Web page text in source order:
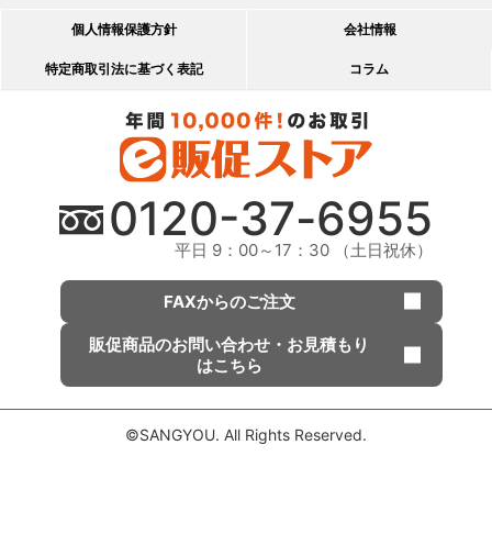
個人情報保護方針 会社情報
特定商取引法に基づく表記 コラム
0120-37-6955
平日 9：00～17：30 （土日祝休）
FAXからのご注文
販促商品のお問い合わせ・ お見積もり
はこちら
©SANGYOU. All Rights Reserved.